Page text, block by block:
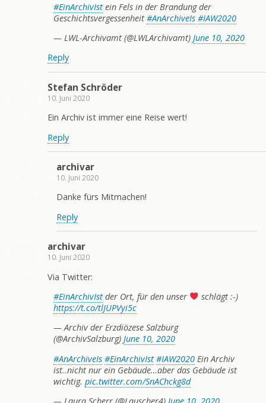
#EinArchivIst ein Fels in der Brandung der
Geschichtsvergessenheit #AnArchiveIs #IAW2020
— LWL-Archivamt (@LWLArchivamt) June 10, 2020
Reply
Stefan Schröder
10. Juni 2020
Ein Archiv ist immer eine Reise wert!
Reply
archivar
10. Juni 2020
Danke fürs Mitmachen!
Reply
archivar
10. Juni 2020
Via Twitter:
#EinArchivIst der Ort, für den unser
schlägt :-)
https://t.co/tlJUPVyi5c
— Archiv der Erzdiözese Salzburg
(@ArchivSalzburg) June 10, 2020
#AnArchiveIs #EinArchivIst #IAW2020 Ein Archiv
ist..nicht nur ein Gebäude…aber das Gebäude ist
wichtig. pic.twitter.com/SnAChckg8d